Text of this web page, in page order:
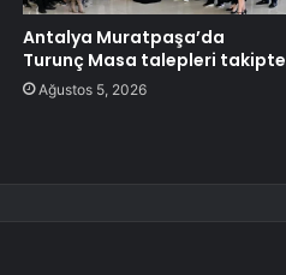
Antalya Muratpaşa’da
Turunç Masa talepleri takipte
Ağustos 5, 2026